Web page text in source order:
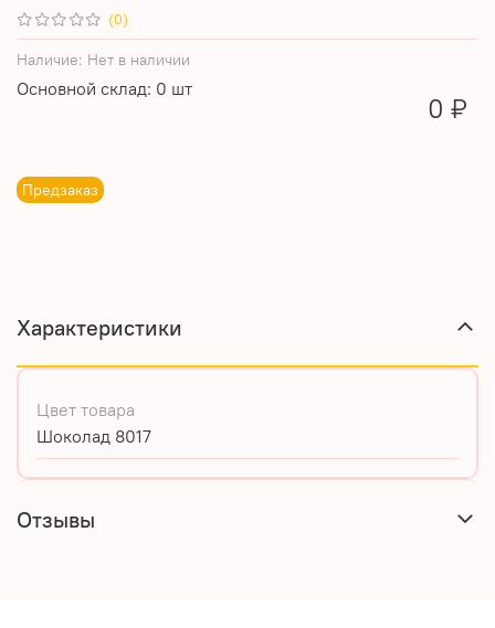
(0)
Наличие: Нет в наличии
Основной склад: 0 шт
Предзаказ
0 ₽
Характеристики
Цвет товара
Шоколад 8017
Отзывы